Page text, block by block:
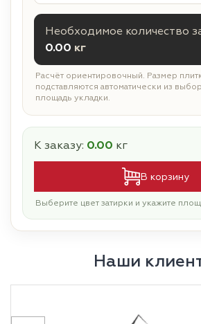
Необходимое количество
0.00 кг
Расчёт ориентировочный. Размер
подставляются автоматически из
площадь укладки.
К заказу: 0.00 кг
В корзину
Выберите цвет затирки и укажите
Наши